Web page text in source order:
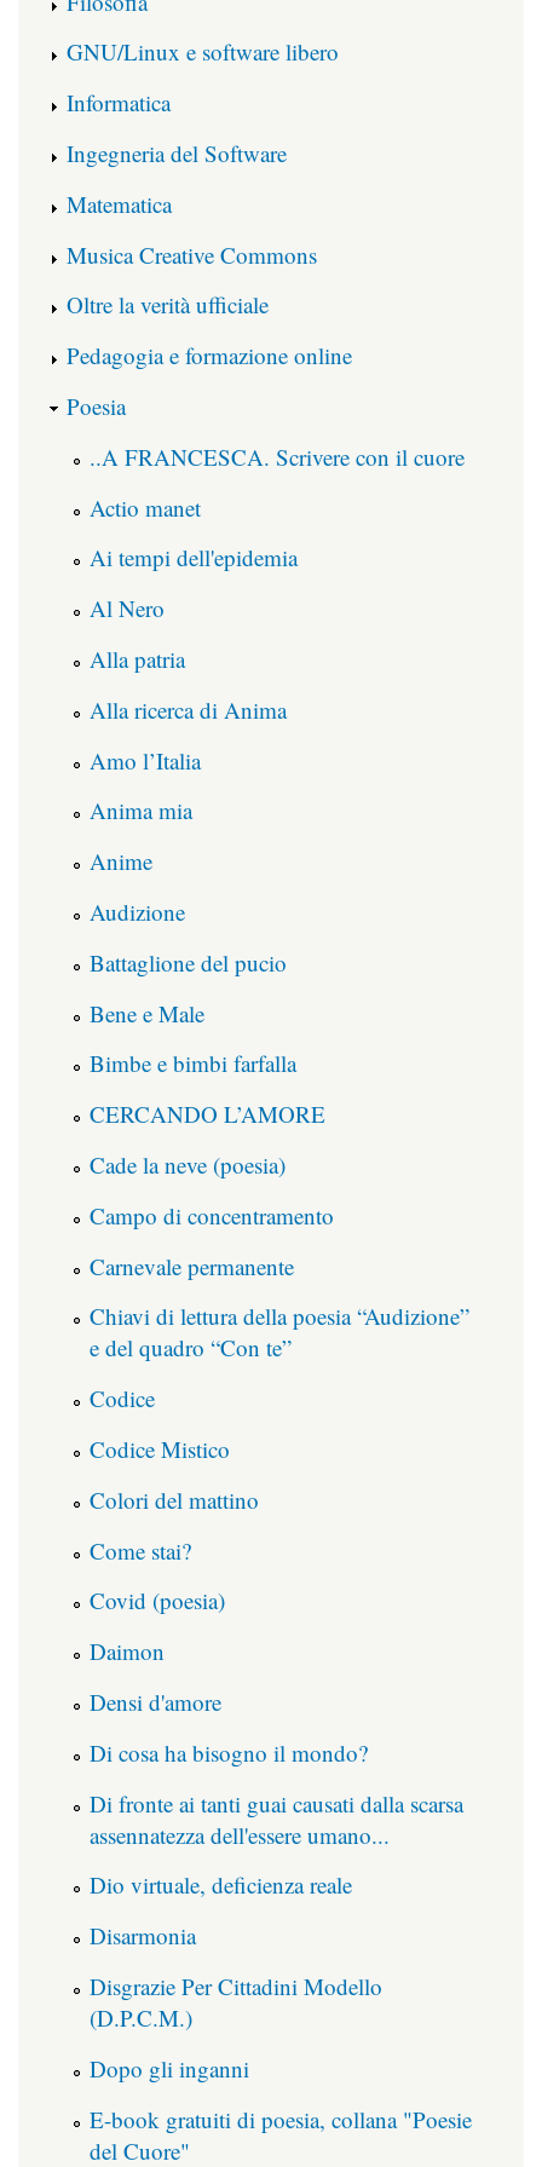
GNU/Linux e software libero
Informatica
Ingegneria del Software
Matematica
Musica Creative Commons
Oltre la verità ufficiale
Pedagogia e formazione online
Poesia
..A FRANCESCA. Scrivere con il cuore
Actio manet
Ai tempi dell'epidemia
Al Nero
Alla patria
Alla ricerca di Anima
Amo l’Italia
Anima mia
Anime
Audizione
Battaglione del pucio
Bene e Male
Bimbe e bimbi farfalla
CERCANDO L’AMORE
Cade la neve (poesia)
Campo di concentramento
Carnevale permanente
Chiavi di lettura della poesia “Audizione”
e del quadro “Con te”
Codice
Codice Mistico
Colori del mattino
Come stai?
Covid (poesia)
Daimon
Densi d'amore
Di cosa ha bisogno il mondo?
Di fronte ai tanti guai causati dalla scarsa
assennatezza dell'essere umano...
Dio virtuale, deficienza reale
Disarmonia
Disgrazie Per Cittadini Modello
(D.P.C.M.)
Dopo gli inganni
E-book gratuiti di poesia, collana "Poesie
del Cuore"